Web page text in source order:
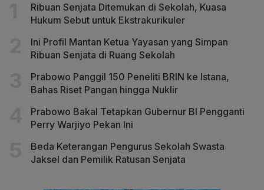
Ribuan Senjata Ditemukan di Sekolah, Kuasa
Hukum Sebut untuk Ekstrakurikuler
Ini Profil Mantan Ketua Yayasan yang Simpan
Ribuan Senjata di Ruang Sekolah
Prabowo Panggil 150 Peneliti BRIN ke Istana,
Bahas Riset Pangan hingga Nuklir
Prabowo Bakal Tetapkan Gubernur BI Pengganti
Perry Warjiyo Pekan Ini
Beda Keterangan Pengurus Sekolah Swasta
Jaksel dan Pemilik Ratusan Senjata